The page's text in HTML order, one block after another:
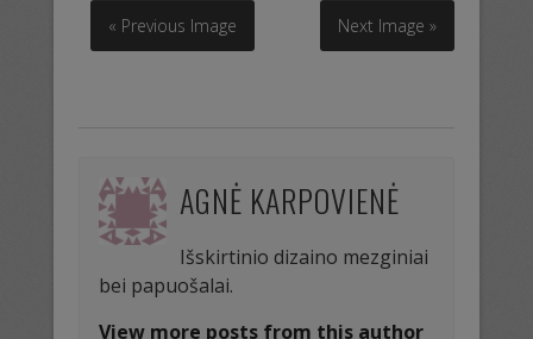
« Previous Image Next Image »
AGNĖ KARPOVIENĖ
Išskirtinio dizaino mezginiai
bei papuošalai.
View more posts from this author